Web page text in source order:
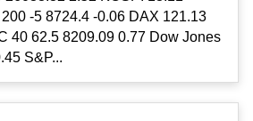
-5 8724.4 -0.06 DAX 121.13
40 62.5 8209.09 0.77 Dow Jones
S&P...